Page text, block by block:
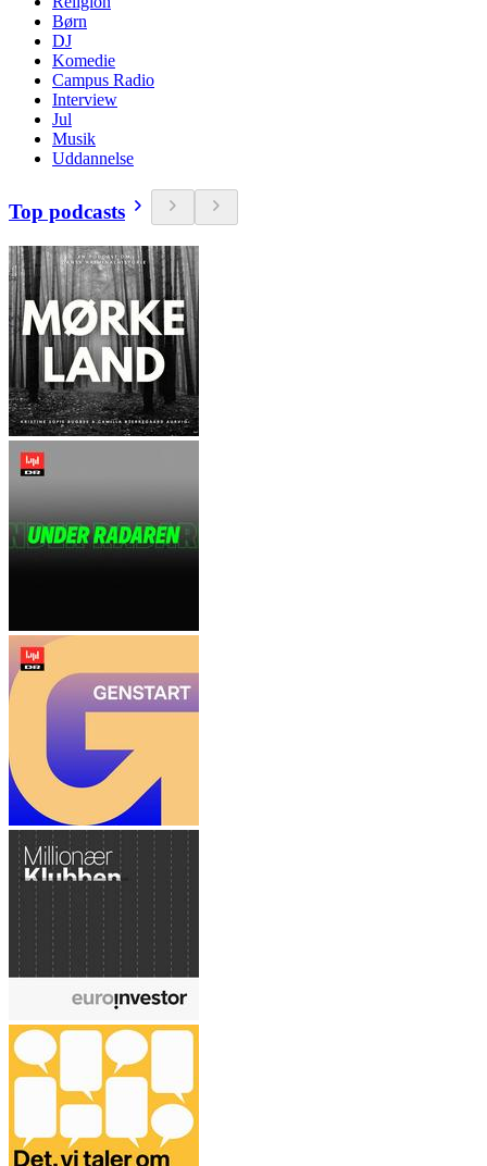
Børn
DJ
Komedie
Campus Radio
Interview
Jul
Musik
Uddannelse
Top podcasts